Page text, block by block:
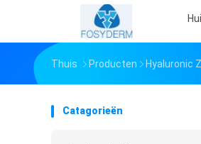
Thuis Producten Hyaluronic
Catagorieën